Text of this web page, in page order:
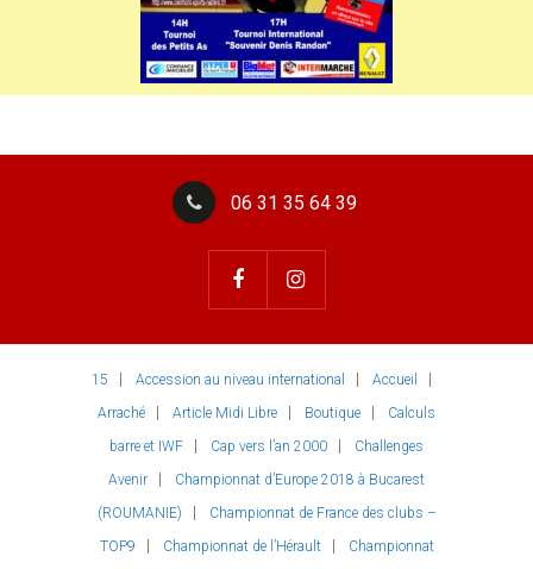
06 31 35 64 39
15 Accession au niveau international
Accueil
Arraché
Article Midi Libre Boutique
Calculs
barre et IWF
Cap vers l’an 2000
Challenges
Avenir
Championnat d’Europe 2018 à Bucarest
(ROUMANIE)
Championnat de France des clubs –
TOP9
Championnat de l’Hérault
Championnat